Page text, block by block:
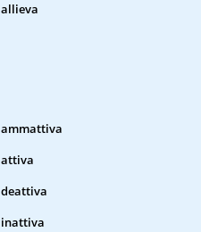
allieva
ammattiva
attiva
deattiva
inattiva